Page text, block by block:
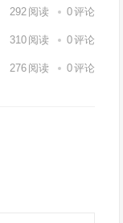
292 阅读 0评论
310 阅读 0评论
276 阅读 0评论